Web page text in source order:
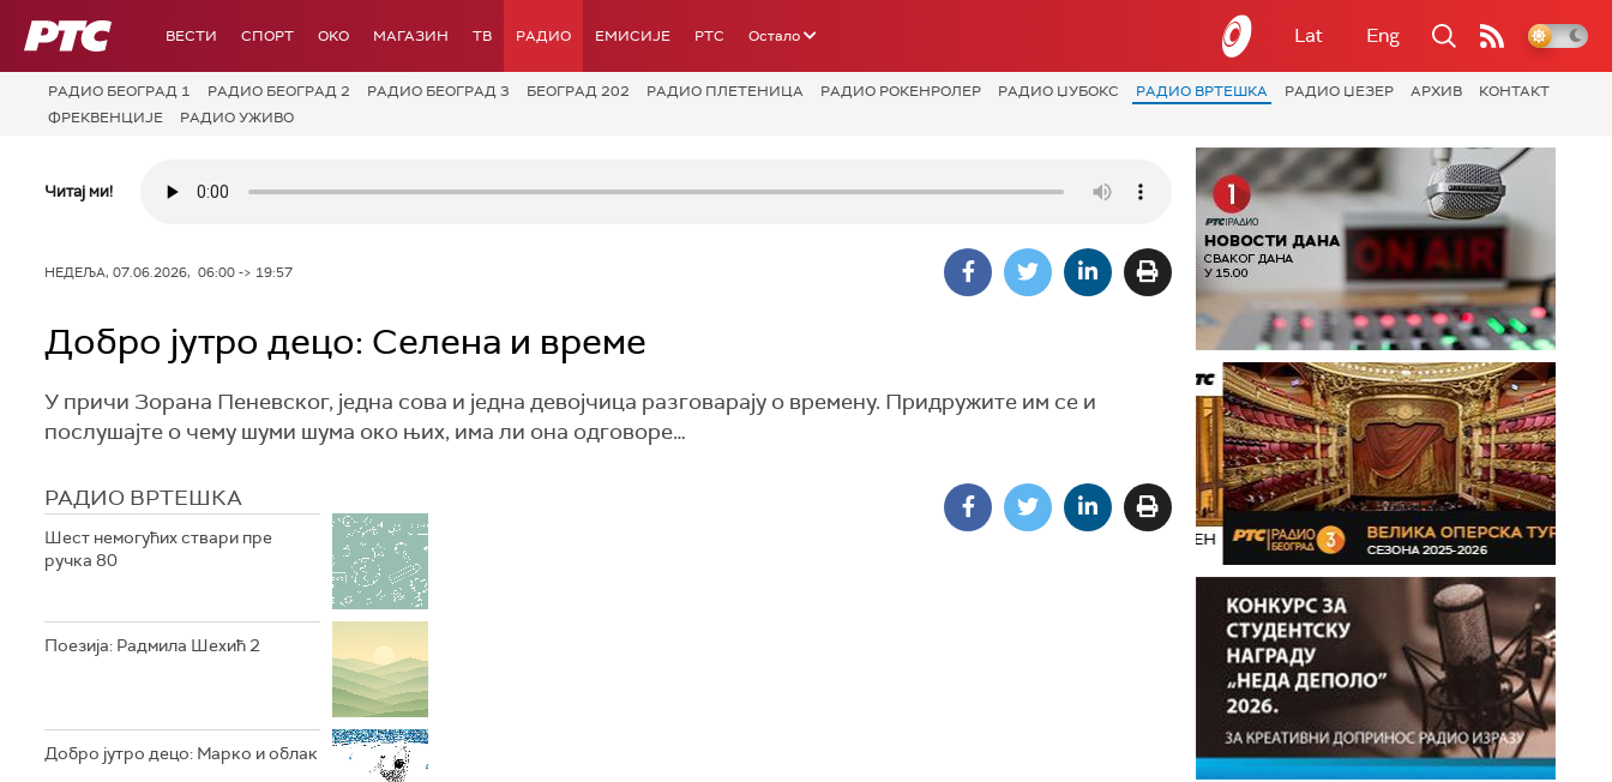
РТС ВЕСТИ СПОРТ OKO МАГАЗИН ТВ РАДИО ЕМИСИЈЕ РТС Остало Lat Eng
РАДИО БЕОГРАД 1 РАДИО БЕОГРАД 2 РАДИО БЕОГРАД 3 БЕОГРАД 202 РАДИО ПЛЕТЕНИЦА РАДИО РОКЕНРОЛЕР РАДИО ЏУБОКС РАДИО ВРТЕШКА РАДИО ЏЕЗЕР АРХИВ
КОНТАКТ
ФРЕКВЕНЦИЈЕ
РАДИО УЖИВО
Читај ми!
НЕДЕЉА, 07.06.2026, 06:00 -> 19:57
Добро јутро децо: Селена и време
У причи Зорана Пеневског, једна сова и једна девојчица разговарају о времену. Придружите им се и
послушајте о чему шуми шума око њих, има ли она одговоре…
РАДИО ВРТЕШКА
Шест немогућих ствари пре
ручка 80
Поезија: Радмила Шехић 2
Добро јутро децо: Марко и облак